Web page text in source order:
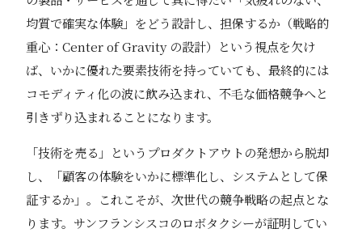
均質で確実な体験」をどう設計し、担保するか（戦略的
重心：Center of Gravity の設計）という視点を欠け
ば、いかに優れた要素技術を持っていても、最終的には
コモディティ化の波に飲み込まれ、不毛な価格競争へと
引きずり込まれることになります。
「技術を売る」というプロダクトアウトの発想から脱却
し、「顧客の体験をいかに標準化し、システムとして保
証するか」。これこそが、次世代の競争戦略の起点とな
ります。サンフランシスコのロボタクシーが証明してい